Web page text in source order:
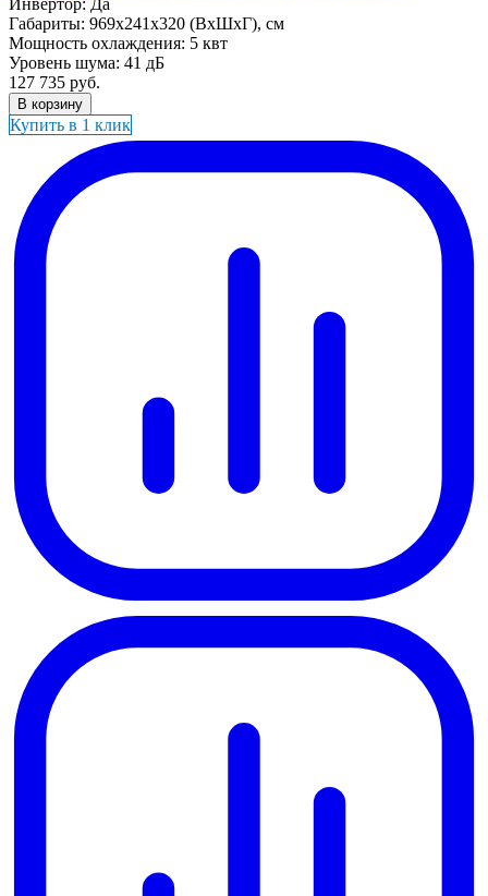
Инвертор: Да
Габариты: 969x241x320 (ВхШхГ), см
Мощность охлаждения: 5 квт
Уровень шума: 41 дБ
127 735 руб.
В корзину
Купить в 1 клик